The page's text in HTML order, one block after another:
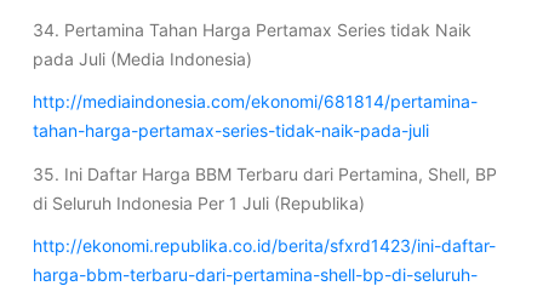
34. Pertamina Tahan Harga Pertamax Series tidak Naik
pada Juli (Media Indonesia)
http://mediaindonesia.com/ekonomi/681814/pertamina-
tahan-harga-pertamax-series-tidak-naik-pada-juli
35. Ini Daftar Harga BBM Terbaru dari Pertamina, Shell, BP
di Seluruh Indonesia Per 1 Juli (Republika)
http://ekonomi.republika.co.id/berita/sfxrd1423/ini-daftar-
harga-bbm-terbaru-dari-pertamina-shell-bp-di-seluruh-